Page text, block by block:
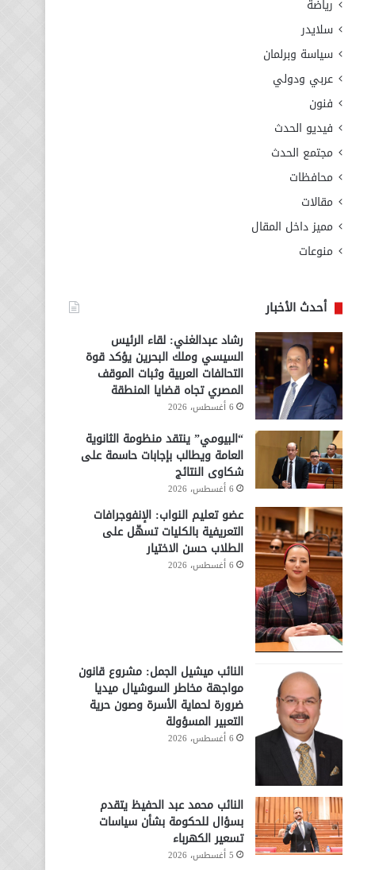
رياضة
سلايدر
سياسة وبرلمان
عربي ودولي
فنون
فيديو الحدث
مجتمع الحدث
محافظات
مقالات
مميز داخل المقال
منوعات
أحدث الأخبار
رشاد عبدالغني: لقاء الرئيس
السيسي وملك البحرين يؤكد قوة
التحالفات العربية وثبات الموقف
المصري تجاه قضايا المنطقة
6 أغسطس، 2026
“البيومي” ينتقد منظومة الثانوية
العامة ويطالب بإجابات حاسمة على
شكاوى النتائج
6 أغسطس، 2026
عضو تعليم النواب: الإنفوجرافات
التعريفية بالكليات تسهّل على
الطلاب حسن الاختيار
6 أغسطس، 2026
النائب ميشيل الجمل: مشروع قانون
مواجهة مخاطر السوشيال ميديا
ضرورة لحماية الأسرة وصون حرية
التعبير المسؤولة
6 أغسطس، 2026
النائب محمد عبد الحفيظ يتقدم
بسؤال للحكومة بشأن سياسات
تسعير الكهرباء
5 أغسطس، 2026